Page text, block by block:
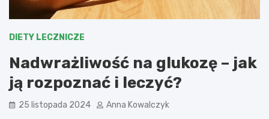
DIETY LECZNICZE
Nadwrażliwość na glukozę – jak
ją rozpoznać i leczyć?
25 listopada 2024 Anna Kowalczyk